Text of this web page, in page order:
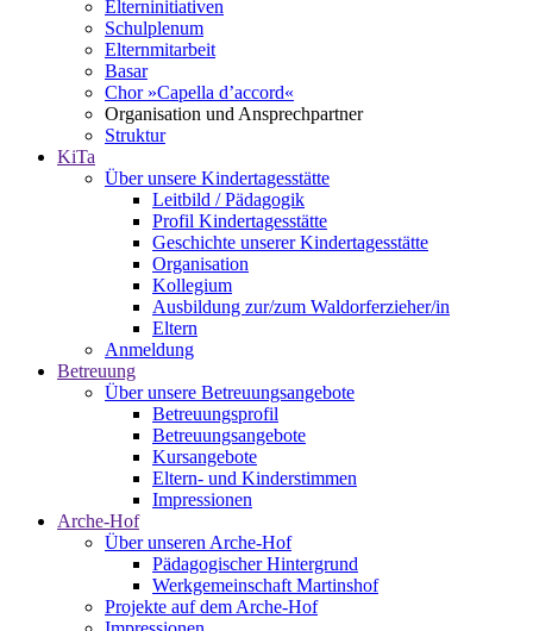
Elterninitiativen
Schulplenum
Elternmitarbeit
Basar
Chor »Capella d’accord«
Organisation und Ansprechpartner
Struktur
KiTa
Über unsere Kindertagesstätte
Leitbild / Pädagogik
Profil Kindertagesstätte
Geschichte unserer Kindertagesstätte
Organisation
Kollegium
Ausbildung zur/zum Waldorferzieher/in
Eltern
Anmeldung
Betreuung
Über unsere Betreuungsangebote
Betreuungsprofil
Betreuungsangebote
Kursangebote
Eltern- und Kinderstimmen
Impressionen
Arche-Hof
Über unseren Arche-Hof
Pädagogischer Hintergrund
Werkgemeinschaft Martinshof
Projekte auf dem Arche-Hof